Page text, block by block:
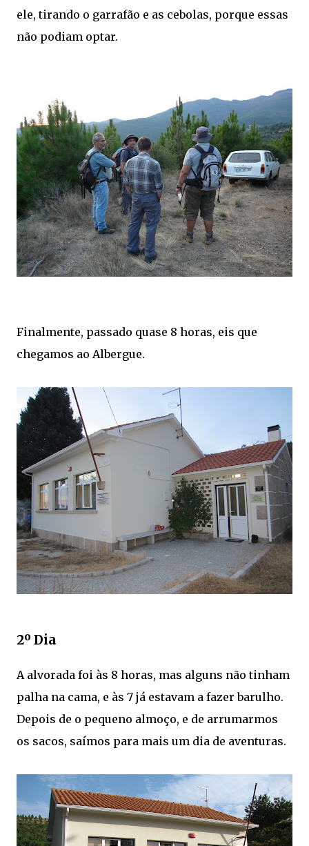
ele, tirando o garrafão e as cebolas, porque essas
não podiam optar.
Finalmente, passado quase 8 horas, eis que
chegamos ao Albergue.
2º Dia
A alvorada foi às 8 horas, mas alguns não tinham
palha na cama, e às 7 já estavam a fazer barulho.
Depois de o pequeno almoço, e de arrumarmos
os sacos, saímos para mais um dia de aventuras.